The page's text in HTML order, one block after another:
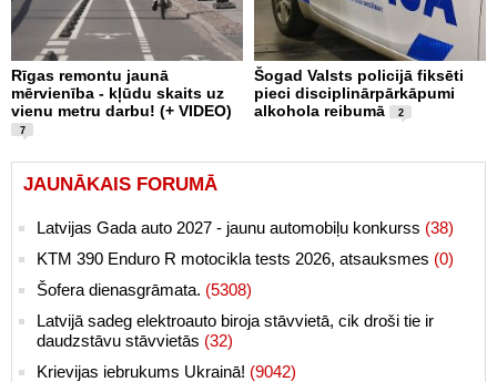
Rīgas remontu jaunā
mērvienība - kļūdu skaits uz
vienu metru darbu! (+ VIDEO)
7
Šogad Valsts policijā fiksēti
pieci disciplinārpārkāpumi
alkohola reibumā
2
JAUNĀKAIS FORUMĀ
Latvijas Gada auto 2027 - jaunu automobiļu konkurss (38)
KTM 390 Enduro R motocikla tests 2026, atsauksmes (0)
Šofera dienasgrāmata. (5308)
Latvijā sadeg elektroauto biroja stāvvietā, cik droši tie ir
daudzstāvu stāvvietās (32)
Krievijas iebrukums Ukrainā! (9042)